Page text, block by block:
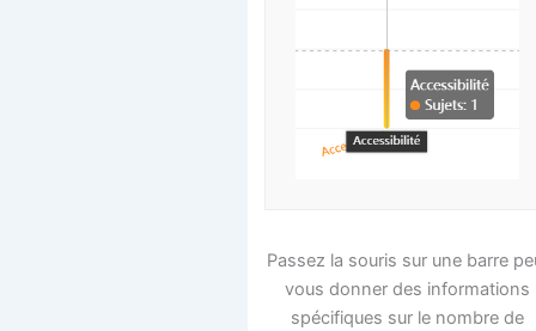
Passez la souris sur une barre
vous donner des informations
spécifiques sur le nombre de